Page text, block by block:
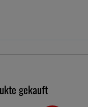
gekauft